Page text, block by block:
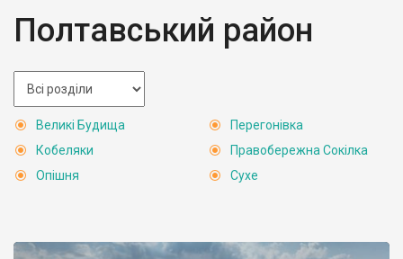
Полтавський район
Великі Будища
Кобеляки
Опішня
Перегонівка
Правобережна Сокілка
Сухе